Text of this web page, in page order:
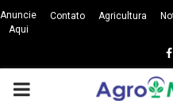
Anuncie
Aqui
Contato Agricultura
PRIMARY